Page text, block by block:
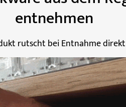
entnehmen
rutscht bei Entnahme